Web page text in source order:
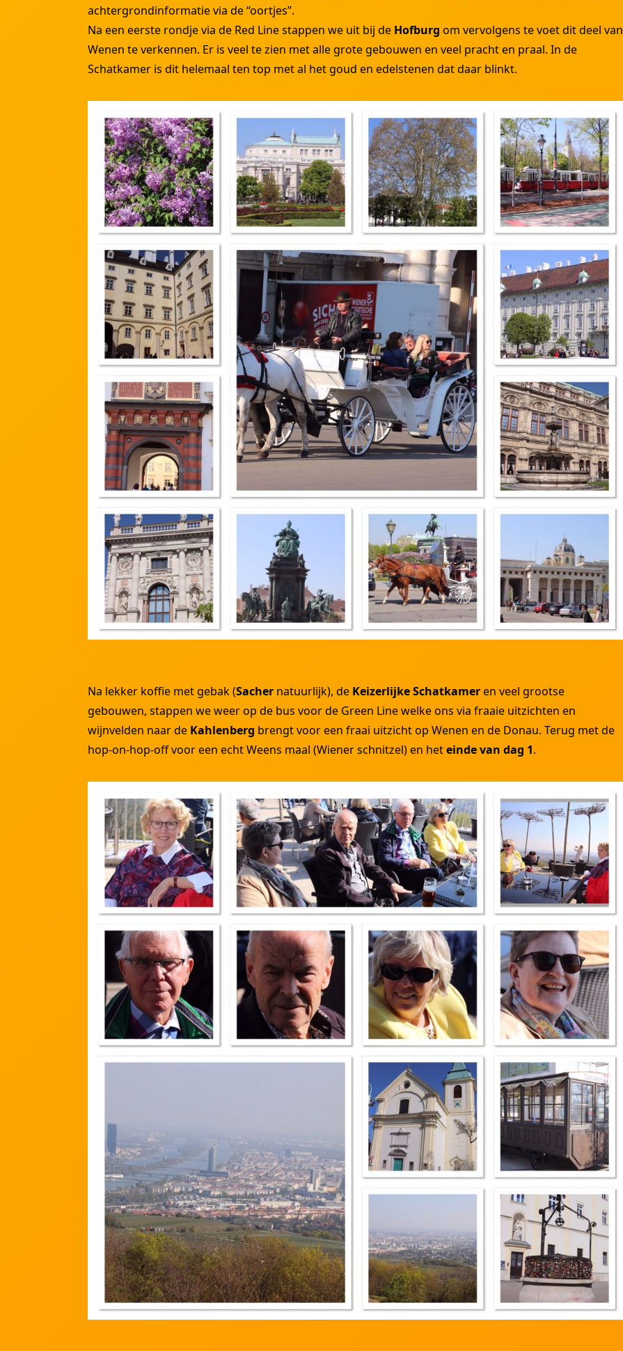
achtergrondinformatie via de “oortjes”.
Na een eerste rondje via de Red Line stappen we uit bij de Hofburg om vervolgens te voet dit deel van
Wenen te verkennen. Er is veel te zien met alle grote gebouwen en veel pracht en praal. In de
Schatkamer is dit helemaal ten top met al het goud en edelstenen dat daar blinkt.
Na lekker koffie met gebak (Sacher natuurlijk), de Keizerlijke Schatkameren veel grootse
gebouwen, stappen we weer op de bus voor de Green Line welke ons via fraaie uitzichten en
wijnvelden naar de Kahlenberg brengt voor een fraai uitzicht op Wenen en de Donau. Terug met de
hop-on-hop-off voor een echt Weens maal (Wiener schnitzel) en heteinde van dag 1.